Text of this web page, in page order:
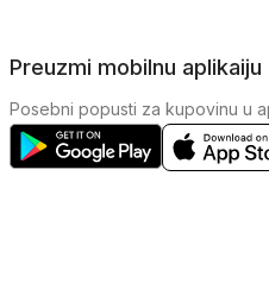
Preuzmi mobilnu aplikaiju
Posebni popusti za kupovinu u